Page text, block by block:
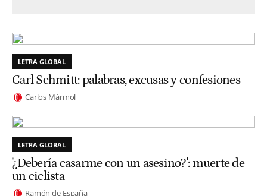
LETRA GLOBAL
Carl Schmitt: palabras, excusas y confesiones
Carlos Mármol
LETRA GLOBAL
'¿Debería casarme con un asesino?': muerte de
un ciclista
Ramón de España